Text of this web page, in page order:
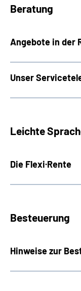
Beratung
Angebote in der
Unser
Leichte
Die Flexi·Rente
Besteuerung
Hinweise zur